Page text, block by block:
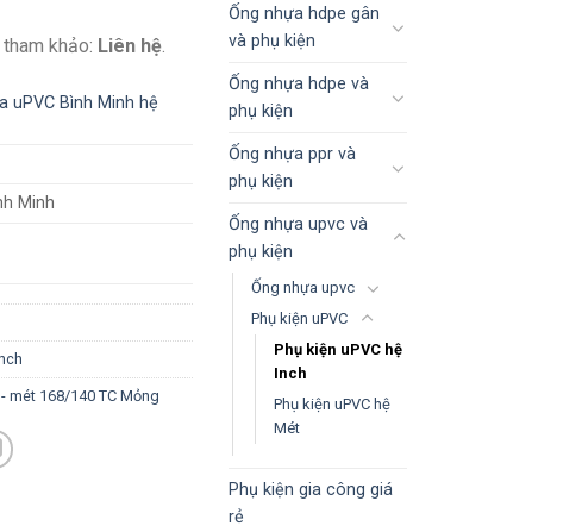
tham khảo: Liên hệ
uPVC Bình Minh hệ
Minh
mét 168/140 TC Mỏng
Ống nhựa hdpe gân
và phụ kiện
Ống nhựa hdpe và
phụ kiện
Ống nhựa ppr và
phụ kiện
Ống nhựa upvc và
phụ kiện
Ống nhựa upvc
Phụ kiện uPVC
Phụ kiện uPVC hệ
Inch
Phụ kiện uPVC hệ
Mét
Phụ kiện gia công giá
rẻ